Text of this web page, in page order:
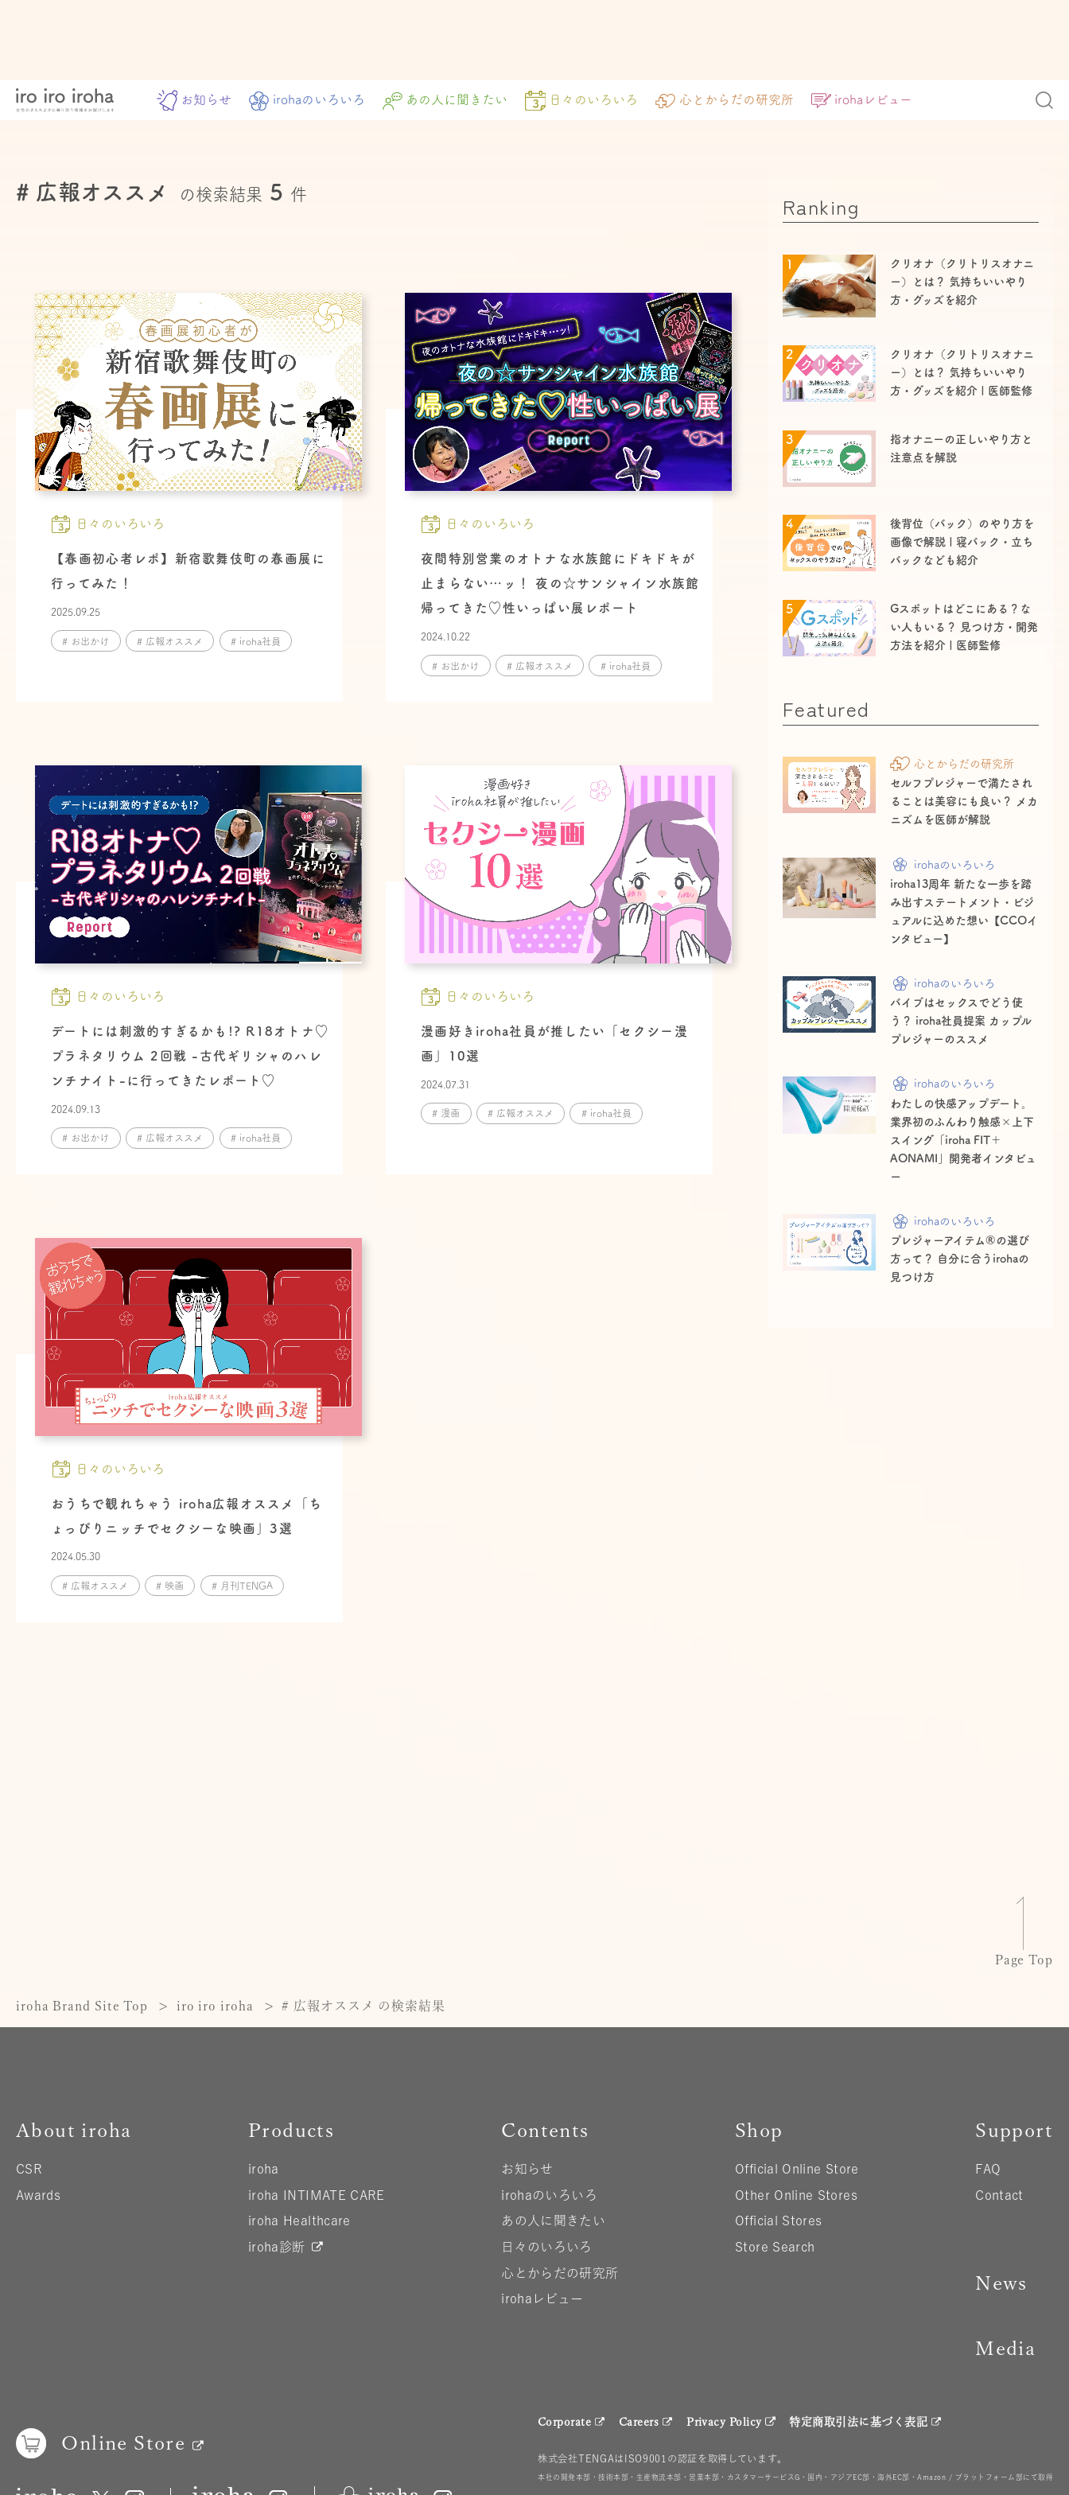
お知らせ irohaのいろいろ あの人に聞きたい 日々のいろいろ 心とからだの研究所 irohaレビュー
# 広報オススメ の検索結果 5 件
日々のいろいろ
【春画初心者レポ】新宿歌舞伎町の春画展に
行ってみた！
2025.09.25
# お出かけ # 広報オススメ # iroha社員
日々のいろいろ
夜間特別営業のオトナな水族館にドキドキが
止まらない…ッ！ 夜の☆サンシャイン水族館
帰ってきた♡性いっぱい展レポート
2024.10.22
# お出かけ # 広報オススメ # iroha社員
日々のいろいろ
デートには刺激的すぎるかも!? R18オトナ♡
プラネタリウム 2回戦 -古代ギリシャのハレ
ンチナイト-に行ってきたレポート♡
2024.09.13
# お出かけ # 広報オススメ # iroha社員
日々のいろいろ
漫画好きiroha社員が推したい「セクシー漫
画」10選
2024.07.31
# 漫画 # 広報オススメ # iroha社員
日々のいろいろ
おうちで観れちゃう iroha広報オススメ「ち
ょっぴりニッチでセクシーな映画」3選
2024.05.30
# 広報オススメ # 映画 # 月刊TENGA
Ranking
1
クリオナ（クリトリスオナニ
ー）とは？ 気持ちいいやり
方・グッズを紹介
2
クリオナ（クリトリスオナニ
ー）とは？ 気持ちいいやり
方・グッズを紹介 | 医師監修
3
指オナニーの正しいやり方と
注意点を解説
4
後背位（バック）のやり方を
画像で解説 | 寝バック・立ち
バックなども紹介
5
Gスポットはどこにある？な
い人もいる？ 見つけ方・開発
方法を紹介 | 医師監修
Featured
心とからだの研究所
セルフプレジャーで満たされ
ることは美容にも良い？ メカ
ニズムを医師が解説
irohaのいろいろ
iroha13周年 新たな一歩を踏
み出すステートメント・ビジ
ュアルに込めた想い【CCOイ
ンタビュー】
irohaのいろいろ
バイブはセックスでどう使
う？ iroha社員提案 カップル
プレジャーのススメ
irohaのいろいろ
わたしの快感アップデート。
業界初のふんわり触感×上下
スイング「iroha FIT＋
AONAMI」開発者インタビュ
ー
irohaのいろいろ
プレジャーアイテム®の選び
方って？ 自分に合うirohaの
見つけ方
Page Top
iroha Brand Site Top iro iro iroha # 広報オススメ の検索結果
About iroha
CSR
Awards
Products
iroha
iroha INTIMATE CARE
iroha Healthcare
iroha診断
Contents
お知らせ
irohaのいろいろ
あの人に聞きたい
日々のいろいろ
心とからだの研究所
irohaレビュー
Shop
Official Online Store
Other Online Stores
Official Stores
Store Search
Support
FAQ
Contact
News
Media
Online Store
Corporate Careers Privacy Policy 特定商取引法に基づく表記
株式会社TENGAはISO9001の認証を取得しています。
本社の開発本部・技術本部・生産物流本部・営業本部・カスタマーサービスG・国内・アジアEC部・海外EC部・Amazon / プラットフォーム部にて取得